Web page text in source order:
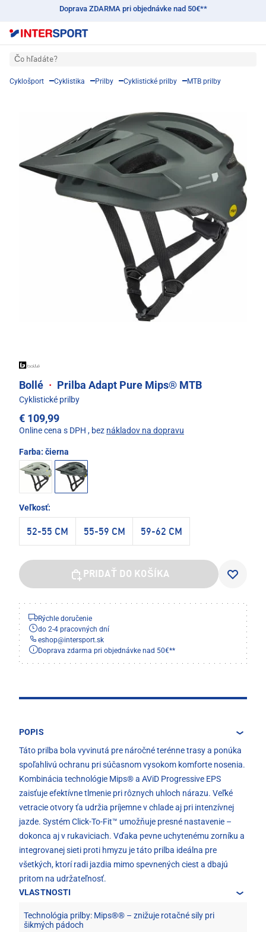
Doprava ZDARMA pri objednávke nad 50€**
Čo hľadáte?
Cyklošport Cyklistika Prilby Cyklistické prilby MTB prilby
Bollé · Prilba Adapt Pure Mips® MTB
Cyklistické prilby
€ 109,99
Online cena s DPH , bez nákladov na dopravu
Farba: čierna
Veľkosť:
52-55 CM 55-59 CM 59-62 CM
PRIDAŤ DO KOŠÍKA
Rýchle doručenie
do 2-4 pracovných dní
eshop@intersport.sk
Doprava zdarma pri objednávke nad 50€**
POPIS
Táto prilba bola vyvinutá pre náročné terénne trasy a ponúka
spoľahlivú ochranu pri súčasnom vysokom komforte nosenia.
Kombinácia technológie Mips® a AViD Progressive EPS
zaisťuje efektívne tlmenie pri rôznych uhloch nárazu. Veľké
vetracie otvory ťa udržia príjemne v chlade aj pri intenzívnej
jazde. Systém Click-To-Fit™ umožňuje presné nastavenie –
dokonca aj v rukaviciach. Vďaka pevne uchytenému zorníku a
integrovanej sieti proti hmyzu je táto prilba ideálna pre
všetkých, ktorí radi jazdia mimo spevnených ciest a dbajú
pritom na udržateľnosť.
VLASTNOSTI
Technológia prilby: Mips®® – znižuje rotačné sily pri
šikmých pádoch